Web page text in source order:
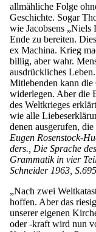
allmähliche Folge
Geschichte. Sogar
wie Jacobsens
Ende zu bereiten.
ex Machina. Krieg
billig, aber wahr.
ausdrückliches
Mitlebenden kann
widerlegen. Aber die
des Weltkrieges
wie alle
denen ausgerufen,
Eugen Rosenstock-
ders., Die Sprache
Grammatik in vier
Schneider 1963,
„Nach zwei
hoffen. Aber das
unserer eigenen
oder -kraft wird nun